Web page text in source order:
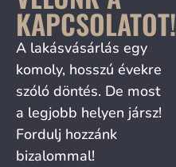
KAPCSOLATOT!
A lakásvásárlás egy
komoly, hosszú évekre
szóló döntés. De most
a legjobb helyen jársz!
Fordulj hozzánk
bizalommal!